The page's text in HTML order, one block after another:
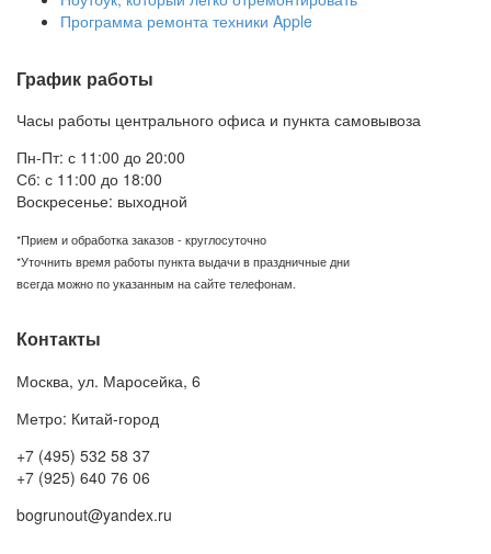
Программа ремонта техники Apple
График работы
Часы работы центрального офиса и пункта самовывоза
Пн-Пт: с 11:00 до 20:00
Сб: с 11:00 до 18:00
Воскресенье: выходной
*Прием и обработка заказов - круглосуточно
*Уточнить время работы пункта выдачи в праздничные дни
всегда можно по указанным на сайте телефонам.
Контакты
Москва, ул. Маросейка, 6
Метро: Китай-город
+7 (495) 532 58 37
+7 (925) 640 76 06
bogrunout@yandex.ru